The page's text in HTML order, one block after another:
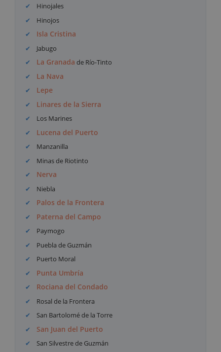
Hinojales
Hinojos
Isla Cristina
Jabugo
La Granada de Río-Tinto
La Nava
Lepe
Linares de la Sierra
Los Marines
Lucena del Puerto
Manzanilla
Minas de Riotinto
Nerva
Niebla
Palos de la Frontera
Paterna del Campo
Paymogo
Puebla de Guzmán
Puerto Moral
Punta Umbría
Rociana del Condado
Rosal de la Frontera
San Bartolomé de la Torre
San Juan del Puerto
San Silvestre de Guzmán